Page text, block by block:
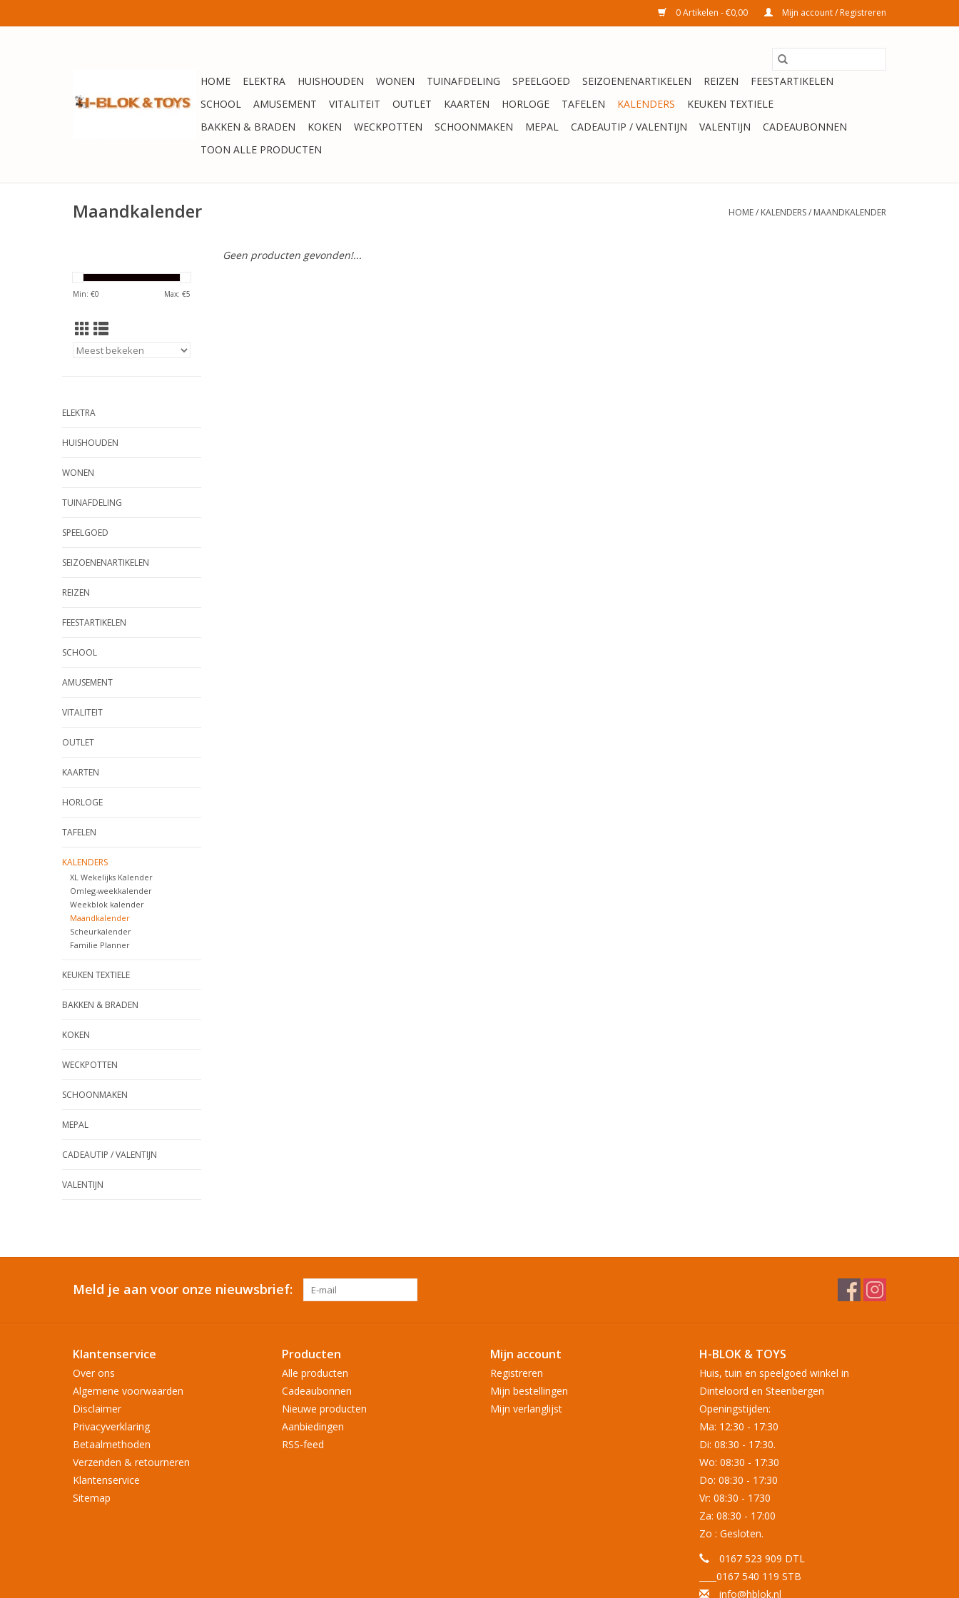
0 Artikelen - €0,00 Mijn account / Registreren
HOME ELEKTRA HUISHOUDEN WONEN TUINAFDELING SPEELGOED SEIZOENENARTIKELEN REIZEN
FEESTARTIKELEN
SCHOOL
AMUSEMENT VITALITEIT OUTLET KAARTEN HORLOGE TAFELEN KALENDERS
KEUKEN TEXTIELE
BAKKEN & BRADEN
KOKEN WECKPOTTEN SCHOONMAKEN MEPAL CADEAUTIP / VALENTIJN VALENTIJN
CADEAUBONNEN
TOON ALLE PRODUCTEN
Maandkalender HOME/ KALENDERS/ MAANDKALENDER
Min: €0 Max: €5
ELEKTRA
HUISHOUDEN
WONEN
TUINAFDELING
SPEELGOED
SEIZOENENARTIKELEN
REIZEN
FEESTARTIKELEN
SCHOOL
AMUSEMENT
VITALITEIT
OUTLET
KAARTEN
HORLOGE
TAFELEN
KALENDERS
XL Wekelijks Kalender
Omleg-weekkalender
Weekblok kalender
Maandkalender
Scheurkalender
Familie Planner
KEUKEN TEXTIELE
BAKKEN & BRADEN
KOKEN
WECKPOTTEN
SCHOONMAKEN
MEPAL
CADEAUTIP / VALENTIJN
VALENTIJN
Geen producten gevonden!...
Meld je aan voor onze nieuwsbrief:
Klantenservice
Over ons
Algemene voorwaarden
Disclaimer
Privacyverklaring
Betaalmethoden
Verzenden & retourneren
Klantenservice
Sitemap
Producten
Alle producten
Cadeaubonnen
Nieuwe producten
Aanbiedingen
RSS-feed
Mijn account
Registreren
Mijn bestellingen
Mijn verlanglijst
H-BLOK & TOYS
Huis, tuin en speelgoed winkel in
Dinteloord en Steenbergen
Openingstijden:
Ma: 12:30 - 17:30
Di: 08:30 - 17:30.
Wo: 08:30 - 17:30
Do: 08:30 - 17:30
Vr: 08:30 - 1730
Za: 08:30 - 17:00
Zo : Gesloten.
0167 523 909 DTL
____0167 540 119 STB
info@hblok.nl